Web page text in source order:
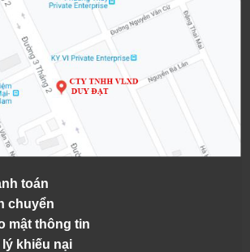
toán
chuyển
mật thông tin
khiếu nại